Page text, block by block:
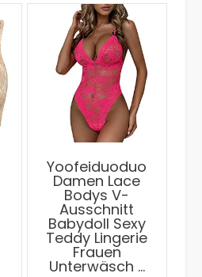
Yoofeiduoduo
Damen Lace
Bodys V-
Ausschnitt
Babydoll Sexy
Teddy Lingerie
Frauen
Unterwäsch …